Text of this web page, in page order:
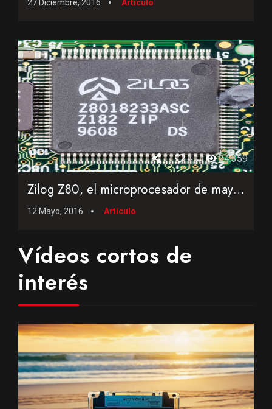
27 Diciembre, 2016 Artículo
4 24.359
Zilog Z80, el microprocesador de mayor éxito de la historia
12 Mayo, 2016 Artículo
Vídeos cortos de
interés